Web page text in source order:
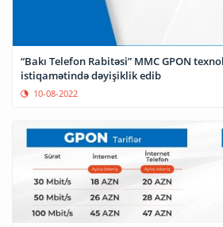
“Bakı Telefon Rabitəsi” MMC GPON
istiqamətində dəyişiklik edib
10-08-2022